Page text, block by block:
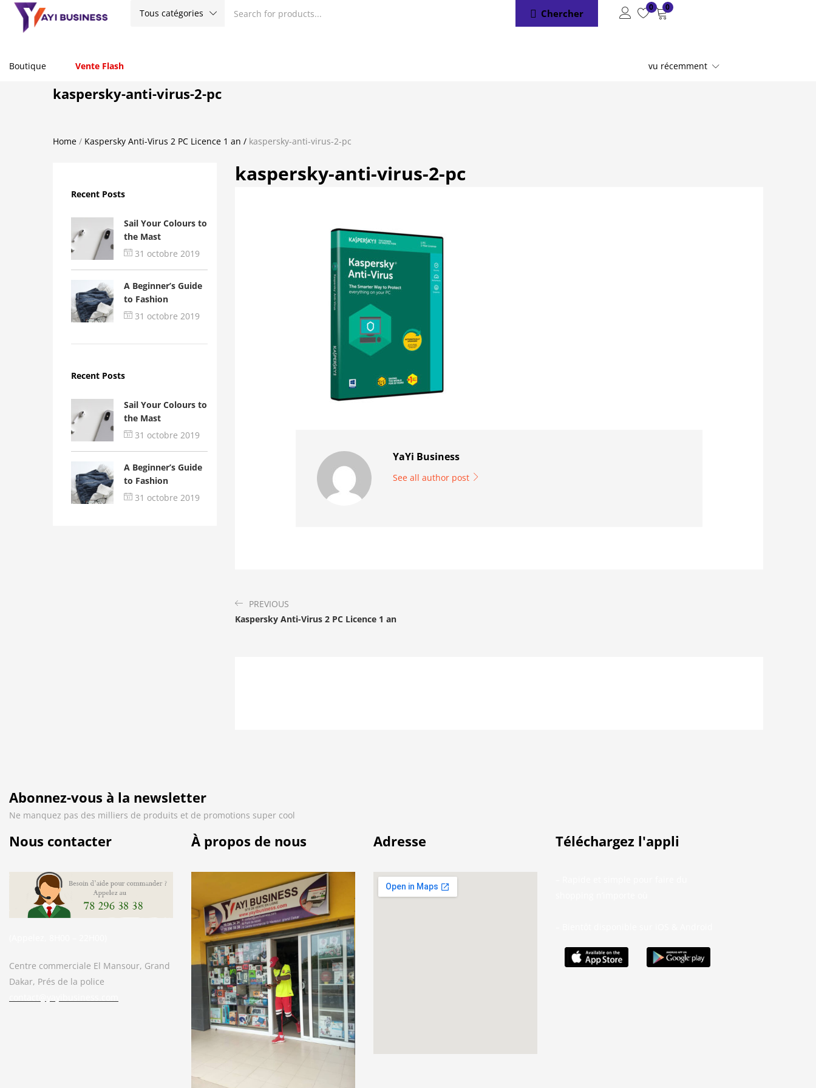
Tous catégories Chercher
0 0
Boutique Vente Flash vu récemment
kaspersky-anti-virus-2-pc
Home / Kaspersky Anti-Virus 2 PC Licence 1 an / kaspersky-anti-virus-2-pc
Recent Posts
Sail Your Colours to
the Mast
31 octobre 2019
A Beginner’s Guide
to Fashion
31 octobre 2019
Recent Posts
Sail Your Colours to
the Mast
31 octobre 2019
A Beginner’s Guide
to Fashion
31 octobre 2019
kaspersky-anti-virus-2-pc
YaYi Business
See all author post
PREVIOUS
Kaspersky Anti-Virus 2 PC Licence 1 an
Abonnez-vous à la newsletter
Ne manquez pas des milliers de produits et de promotions super cool
Nous contacter
Centre commerciale El Mansour, Grand
Dakar, Prés de la police
À propos de nous Adresse Téléchargez l'appli
Bonjour. En quoi puis-je vous aider ?